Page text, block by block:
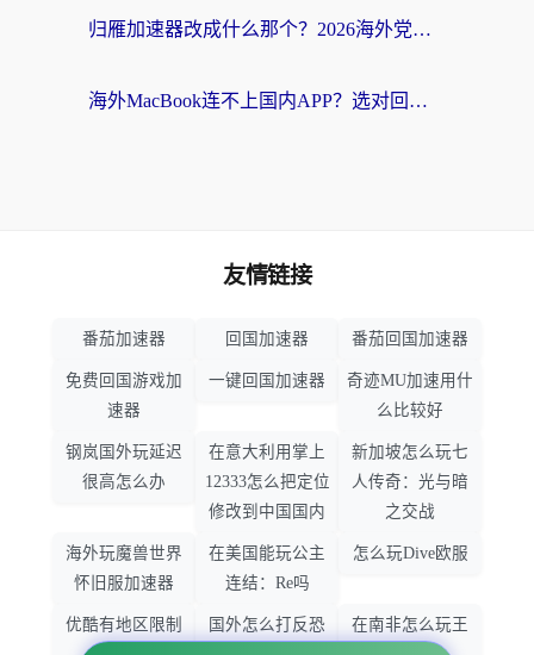
归雁加速器改成什么那个？2026海外党回国加速全攻略：告别地区限制，轻松刷剧玩游戏
海外MacBook连不上国内APP？选对回国VPN，告别地区限制的烦恼
友情链接
番茄加速器 回国加速器 番茄回国加速器
免费回国游戏加
速器
一键回国加速器
奇迹MU加速用什
么比较好
钢岚国外玩延迟
很高怎么办
在意大利用掌上
12333怎么把定位
修改到中国国内
新加坡怎么玩七
人传奇：光与暗
之交战
海外玩魔兽世界
怀旧服加速器
在美国能玩公主
连结：Re吗
怎么玩Dive欧服
优酷有地区限制
国外怎么打反恐
在南非怎么玩王